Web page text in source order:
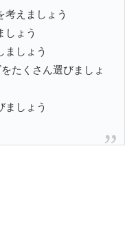
考えましょう
しょう
ましょう
たくさん選びましょ
ましょう